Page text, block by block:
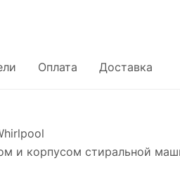
Оплата Доставка
и корпусом стиральной